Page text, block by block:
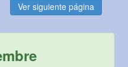
Ver siguiente página